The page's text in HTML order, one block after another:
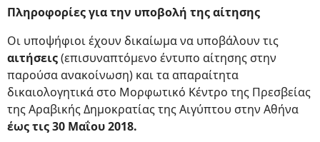
Πληροφορίες για την υποβολή της αίτησης
Οι υποψήφιοι έχουν δικαίωμα να υποβάλουν τις
αιτήσεις(επισυναπτόμενο έντυπο αίτησης στην
παρούσα ανακοίνωση) και τα απαραίτητα
δικαιολογητικά στο Μορφωτικό Κέντρο της Πρεσβείας
της Αραβικής Δημοκρατίας της Αιγύπτου στην Αθήνα
έως τις 30 Μαΐου 2018.